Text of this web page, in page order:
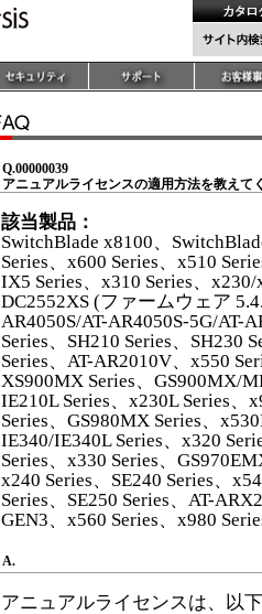
Q.00000039
アニュアルライセンスの適用方法を教えて
該当製品：
SwitchBlade x8100、
Series、x600 Series、x510
IX5 Series、x310 Series、
DC2552XS (ファームウェア
AR4050S/AT-AR4050S-5G/AT-
Series、SH210 Series、SH230
Series、AT-AR2010V、x550
XS900MX Series、GS900MX/
IE210L Series、x230L Series、
Series、GS980MX Series、
IE340/IE340L Series、x320
Series、x330 Series、
x240 Series、SE240 Series、
Series、SE250 Series、AT-
GEN3、x560 Series、x980
A.
アニュアルライセンスは、以